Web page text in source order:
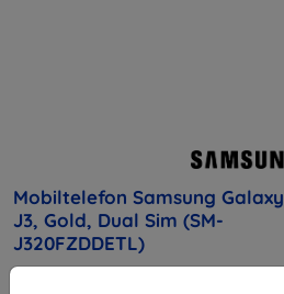
Mobiltelefon Samsung Galaxy
J3, Gold, Dual Sim (SM-
J320FZDDETL)